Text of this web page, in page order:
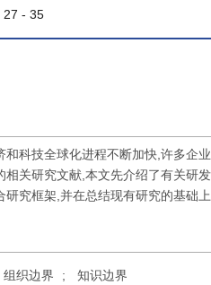
27 - 35
科技全球化进程不断加快,许多企
关研究文献,本文先介绍了有关研
究框架,并在总结现有研究的基础
组织边界 ; 知识边界